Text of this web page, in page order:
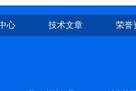
心 技术文章 荣誉